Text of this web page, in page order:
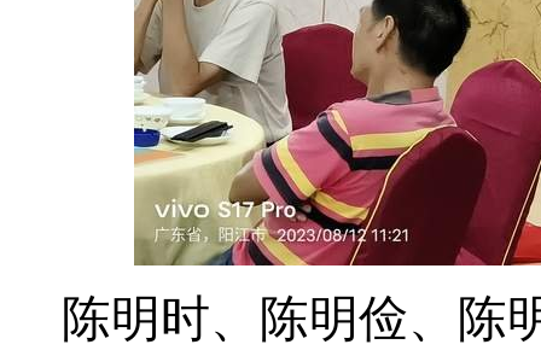
陈明时、陈明俭、陈